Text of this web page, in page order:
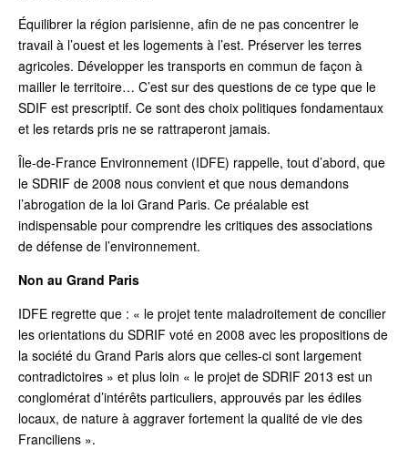
Équilibrer la région parisienne, afin de ne pas concentrer le
travail à l’ouest et les logements à l’est. Préserver les terres
agricoles. Développer les transports en commun de façon à
mailler le territoire… C’est sur des questions de ce type que le
SDIF est prescriptif. Ce sont des choix politiques fondamentaux
et les retards pris ne se rattraperont jamais.
Île-de-France Environnement (IDFE) rappelle, tout d’abord, que
le SDRIF de 2008 nous convient et que nous demandons
l’abrogation de la loi Grand Paris. Ce préalable est
indispensable pour comprendre les critiques des associations
de défense de l’environnement.
Non au Grand Paris
IDFE regrette que : « le projet tente maladroitement de concilier
les orientations du SDRIF voté en 2008 avec les propositions de
la société du Grand Paris alors que celles-ci sont largement
contradictoires » et plus loin « le projet de SDRIF 2013 est un
conglomérat d’intérêts particuliers, approuvés par les édiles
locaux, de nature à aggraver fortement la qualité de vie des
Franciliens ».